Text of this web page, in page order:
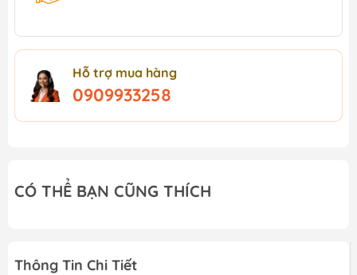
Hỗ trợ mua hàng
0909933258
CÓ THỂ BẠN CŨNG THÍCH
Thông Tin Chi Tiết